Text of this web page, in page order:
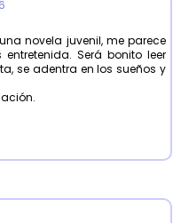
novela juvenil, me parece
Será bonito leer
se adentra en los sueños y